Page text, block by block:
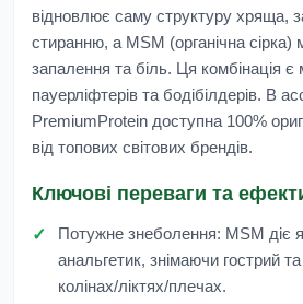
відновлює саму структуру хряща,
стиранню, а MSM (органічна сірка)
запалення та біль. Ця комбінація
пауерліфтерів та бодібілдерів. В
PremiumProtein доступна 100%
від топових світових брендів.
Ключові переваги та
Потужне знеболення: MSM діє
анальгетик, знімаючи гострий
колінах/ліктях/плечах.